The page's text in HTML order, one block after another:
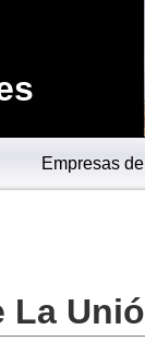
Empresas
La